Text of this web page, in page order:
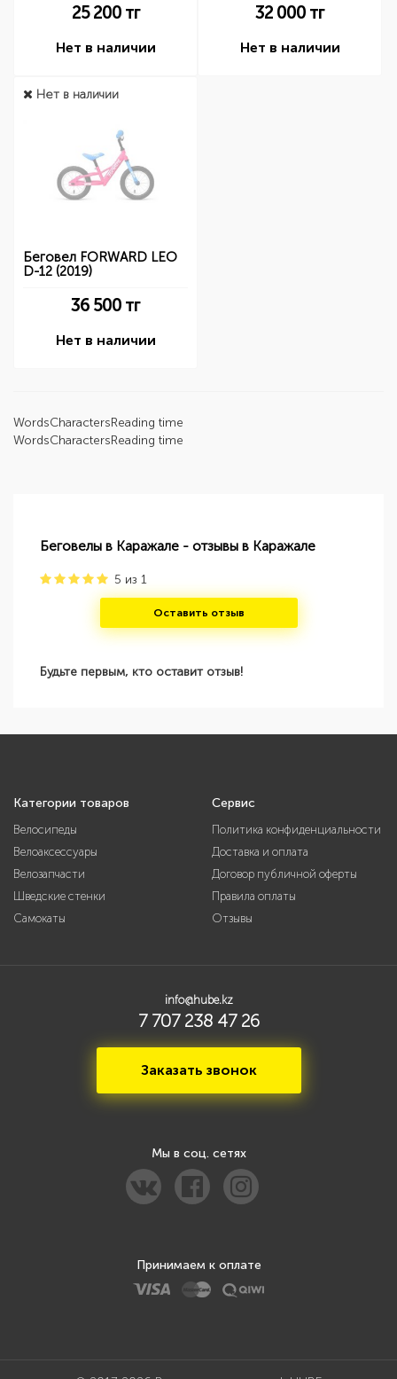
25 200тг
Нет в наличии
32 000 тг
Нет в наличии
Нет в наличии
Беговел FORWARD LEO
D-12 (2019)
36 500 тг
Нет в наличии
WordsCharactersReading time
WordsCharactersReading time
Беговелы в Каражале - отзывы в Каражале
5 из 1
Оставить отзыв
Будьте первым, кто оставит отзыв!
Категории товаров
Велосипеды
Велоаксессуары
Велозапчасти
Шведские стенки
Самокаты
Сервис
Политика конфиденциальности
Доставка и оплата
Договор публичной оферты
Правила оплаты
Отзывы
info@hube.kz
7 707 238 47 26
Заказать звонок
Мы в соц. сетях
Принимаем к оплате